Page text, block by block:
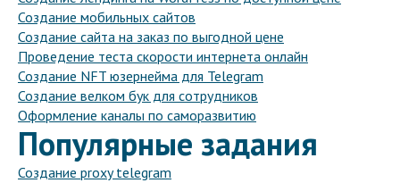
Создание мобильных сайтов
Создание сайта на заказ по выгодной цене
Проведение теста скорости интернета онлайн
Создание NFT юзернейма для Telegram
Создание велком бук для сотрудников
Оформление каналы по саморазвитию
Популярные задания
Создание proxy telegram